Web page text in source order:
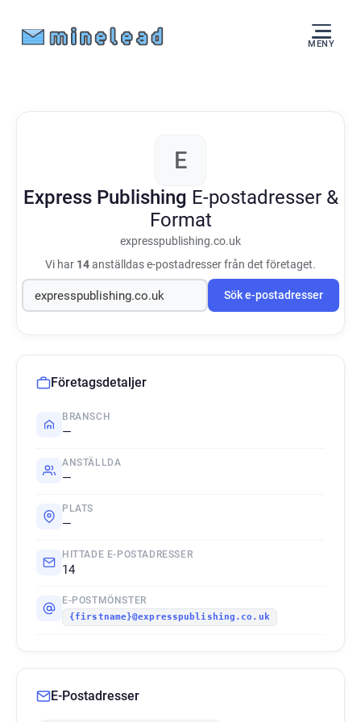
MENY
E
Express Publishing E-postadresser &
Format
expresspublishing.co.uk
Vi har 14anställdas e-postadresser från det företaget.
Sök e-postadresser
Företagsdetaljer
BRANSCH
—
ANSTÄLLDA
—
PLATS
—
HITTADE E-POSTADRESSER
14
E-POSTMÖNSTER
{firstname}@expresspublishing.co.uk
E-Postadresser